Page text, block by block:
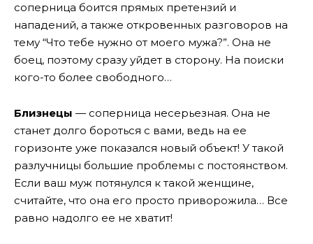
соперница боится прямых претензий и
нападений, а также откровенных разговоров на
тему “Что тебе нужно от моего мужа?”. Она не
боец, поэтому сразу уйдет в сторону. На поиски
кого-то более свободного…
Близнецы — соперница несерьезная. Она не
станет долго бороться с вами, ведь на ее
горизонте уже показался новый объект! У такой
разлучницы большие проблемы с постоянством.
Если ваш муж потянулся к такой женщине,
считайте, что она его просто приворожила… Все
равно надолго ее не хватит!